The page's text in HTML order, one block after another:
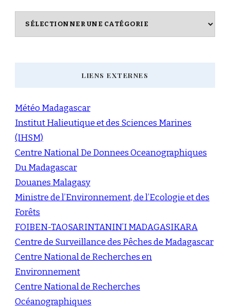
Catégories
LIENS EXTERNES
Météo Madagascar
Institut Halieutique et des Sciences Marines
(IHSM)
Centre National De Donnees Oceanographiques
Du Madagascar
Douanes Malagasy
Ministre de l’Environnement, de l’Ecologie et des
Forêts
FOIBEN-TAOSARINTANIN’I MADAGASIKARA
Centre de Surveillance des Pêches de Madagascar
Centre National de Recherches en
Environnement
Centre National de Recherches
Océanographiques